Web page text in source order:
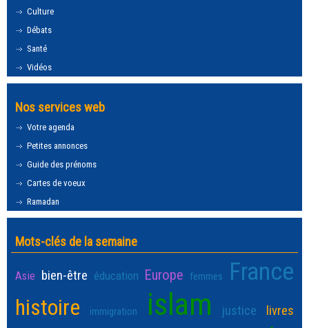
Culture
Débats
Santé
Vidéos
Nos services web
Votre agenda
Petites annonces
Guide des prénoms
Cartes de voeux
Ramadan
Mots-clés de la semaine
Asie bien-être éducation Europe femmes France
histoire immigration islam justice livres